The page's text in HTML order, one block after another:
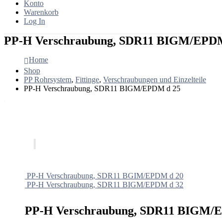
Konto
Warenkorb
Log In
PP-H Verschraubung, SDR11 BIGM/
Home
Shop
PP Rohrsystem, Fittinge, Verschraubungen und Einzelteile
PP-H Verschraubung, SDR11 BIGM/EPDM d 25
PP-H Verschraubung, SDR11 BGIM/EPDM d 20
PP-H Verschraubung, SDR11 BIGM/EPDM d 32
PP-H Verschraubung, SDR11 BIGM/